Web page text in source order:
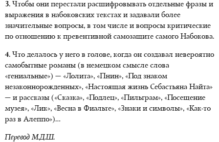
3. Чтобы они перестали расшифровывать отдельные фразы и
выражения в набоковских текстах и задавали более
значительные вопросы, в том числе и вопросы критические
по отношению к превентивной самозащите самого Набокова.
4. Что делалось у него в голове, когда он создавал невероятно
самобытные романы (в немецком смысле слова
«гениальные») — «Лолита», «Пнин», «Под знаком
незаконнорожденных», «Настоящая жизнь Себастьяна Найта»
— и рассказы («Сказка», «Подлец», «Пильграм», «Посещение
музея», «Лик», «Весна в Фиальте», «Знаки и символы», «Как-то
раз в Алеппо»)…
Перевод М.Д.Ш.